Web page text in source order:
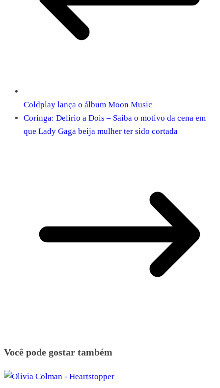
Coldplay lança o álbum Moon Music
Coringa: Delírio a Dois – Saiba o motivo da cena em
que Lady Gaga beija mulher ter sido cortada
Você pode gostar também